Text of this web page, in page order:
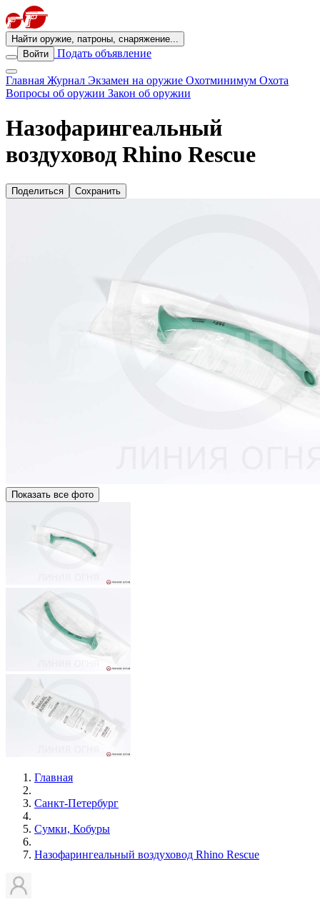
Найти оружие, патроны, снаряжение...
Войти
Подать объявление
Главная Журнал Экзамен на оружие Охотминимум Охота
Вопросы об оружии Закон об оружии
Назофарингеальный
воздуховод Rhino Rescue
Поделиться Сохранить
Показать все фото
Главная
Санкт-Петербург
Сумки, Кобуры
Назофарингеальный воздуховод Rhino Rescue